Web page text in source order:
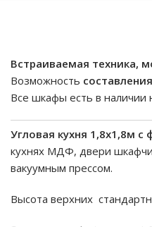
Встраиваемая техника,
Возможность составления
Все шкафы есть в наличии
Угловая кухня 1,8х1,8м
кухнях МДФ, двери
вакуумным прессом.
Высота верхних